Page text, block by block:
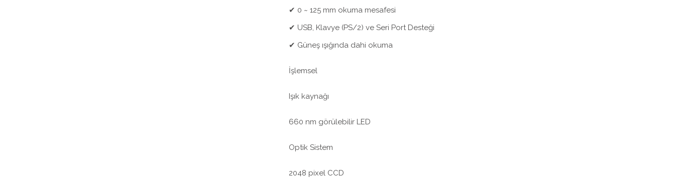
✔ 0 ~ 125 mm okuma mesafesi
✔ USB, Klavye (PS/2) ve Seri Port Desteği
✔ Güneş ışığında dahi okuma
İşlemsel
Işık kaynağı
660 nm görülebilir LED
Optik Sistem
2048 pixel CCD